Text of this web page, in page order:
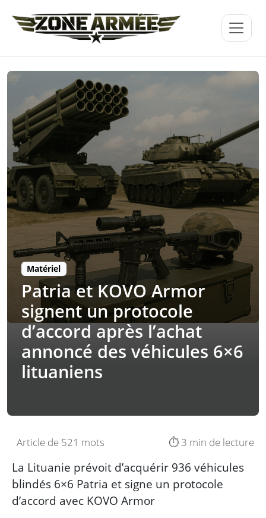
Matériel
Patria et KOVO Armor
signent un protocole
d’accord après l’achat
annoncé des véhicules 6×6
lituaniens
Article de 521 mots ⏱️ 3 min de lecture
La Lituanie prévoit d’acquérir 936 véhicules
blindés 6×6 Patria et signe un protocole
d’accord avec KOVO Armor